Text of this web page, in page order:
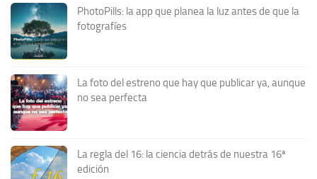
PhotoPills: la app que planea la luz antes de que la
fotografíes
La foto del estreno que hay que publicar ya, aunque
no sea perfecta
La regla del 16: la ciencia detrás de nuestra 16ª
edición